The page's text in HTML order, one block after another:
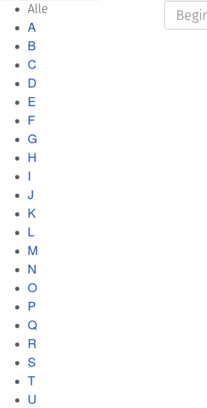
Alle
A
B
C
D
E
F
G
H
I
J
K
L
M
N
O
P
Q
R
S
T
U